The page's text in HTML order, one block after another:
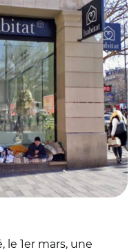
le 1er mars, une